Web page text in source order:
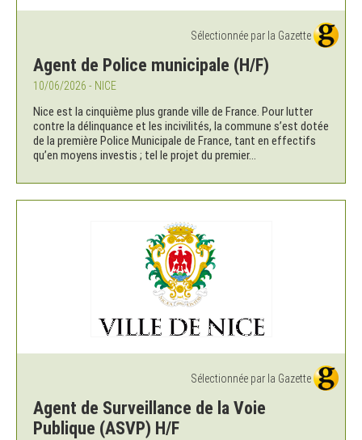
Sélectionnée par la Gazette
Agent de Police municipale (H/F)
10/06/2026 - NICE
Nice est la cinquième plus grande ville de France. Pour lutter
contre la délinquance et les incivilités, la commune s’est dotée
de la première Police Municipale de France, tant en effectifs
qu’en moyens investis ; tel le projet du premier...
Sélectionnée par la Gazette
Agent de Surveillance de la Voie
Publique (ASVP) H/F